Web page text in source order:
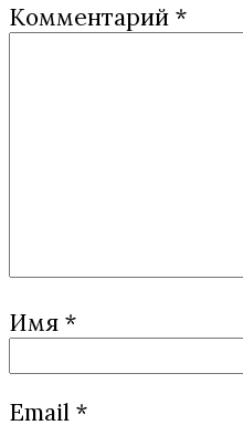
Комментарий *
Имя *
Email *